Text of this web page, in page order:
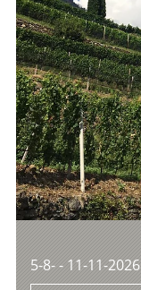
5-8- - 11-11-2026